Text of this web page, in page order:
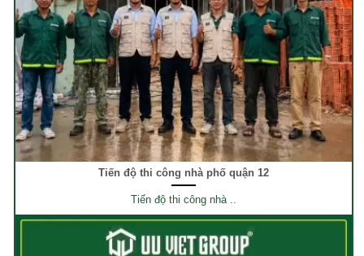
Tiến độ thi công nhà phố quận 12
Tiến độ thi công nhà ..